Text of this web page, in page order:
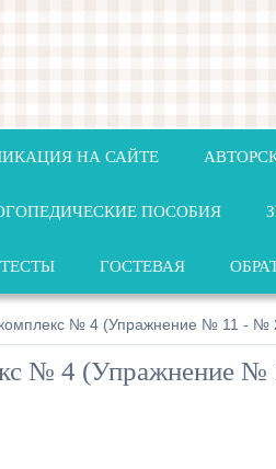
НА САЙТЕ
ПОСОБИЯ
ТЕСТЫ ГОСТЕВАЯ
№ 4 (Упражнение № 11 - №
№ 4 (Упражнение №